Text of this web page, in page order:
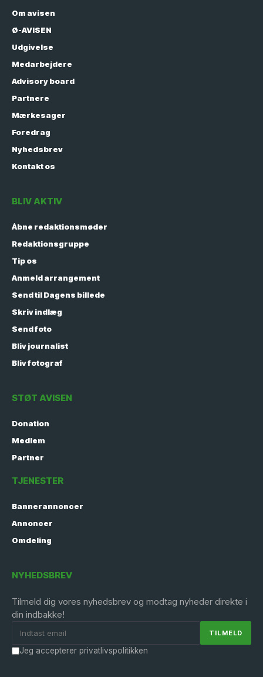
Om avisen
Ø-AVISEN
Udgivelse
Medarbejdere
Advisory board
Partnere
Mærkesager
Foredrag
Nyhedsbrev
Kontakt os
BLIV AKTIV
Åbne redaktionsmøder
Redaktionsgruppe
Tip os
Anmeld arrangement
Send til Dagens billede
Skriv indlæg
Send foto
Bliv journalist
Bliv fotograf
STØT AVISEN
Donation
Medlem
Partner
TJENESTER
Bannerannoncer
Annoncer
Omdeling
NYHEDSBREV
Tilmeld dig vores nyhedsbrev og modtag nyheder direkte i
din indbakke!
Jeg accepterer privatlivspolitikken